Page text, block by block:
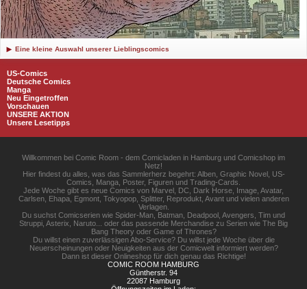
Eine kleine Auswahl unserer Lieblingscomics
US-Comics
Deutsche Comics
Manga
Neu Eingetroffen
Vorschauen
UNSERE AKTION
Unsere Lesetipps
Willkommen bei Comic Room - dem Comicladen in Hamburg und Comicshop im
Netz!
Hier findest du alles, was das Sammlerherz begehrt: Alben, Graphic Novel, US-
Comics, Manga, Poster, Figuren und Trading-Cards.
Jede Woche gibt es neue Comics von Marvel, DC, Dark Horse, Image, Avatar,
Carlsen, Ehapa, Egmont, Tokyopop, Splitter, Reprodukt, Avant und vielen anderen
Verlagen.
Du suchst Comicserien wie Spider-Man, Batman, Deadpool, Avengers, Tim und
Struppi, Asterix, Naruto... oder das passende Merchandise zu Serien wie The Big
Bang Theory oder Game of Thrones?
Du willst einen zuverlässigen Abo-Service? Du willst jede Woche über die
Neuerscheinungen oder Neuigkeiten aus der Comicwelt informiert werden?
Dann ist dieser Onlineshop für dich genau das Richtige!
COMIC ROOM HAMBURG
Güntherstr. 94
22087 Hamburg